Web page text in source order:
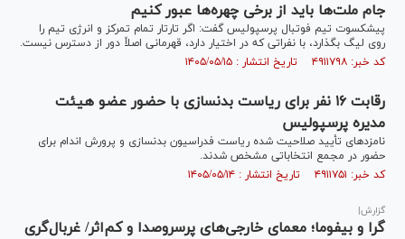
جام ملت‌ها باید از برخی چهره‌ها عبور کنیم
پیشکسوت تیم فوتبال پرسپولیس گفت: اگر تارتار تمام تمرکز و انرژی تیم را
روی لیگ بگذارد، با نفراتی که در اختیار دارد، قهرمانی اصلاً دور از دسترس نیست.
کد خبر: ۴۹۱۱۷۹۸ تاریخ انتشار : ۱۴۰۵/۰۵/۱۵
رقابت ۱۶ نفر برای ریاست بدنسازی با حضور عضو هیئت
مدیره پرسپولیس
نامزد‌های تأیید صلاحیت شده ریاست فدراسیون بدنسازی و پرورش اندام برای
حضور در مجمع انتخاباتی مشخص شدند.
کد خبر: ۴۹۱۱۷۵۱ تاریخ انتشار : ۱۴۰۵/۰۵/۱۴
گزارش|
گرا و بیفوما؛ معمای خارجی‌های پرسروصدا و کم‌اثر/ غربال‌گری